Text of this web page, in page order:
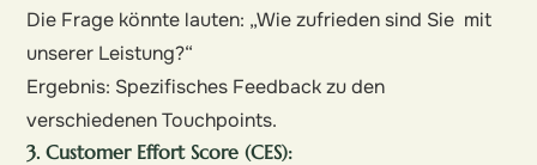
Die Frage könnte lauten: „Wie zufrieden sind Sie mit
unserer Leistung?“
Ergebnis: Spezifisches Feedback zu den
verschiedenen Touchpoints.
3. Customer Effort Score (CES):